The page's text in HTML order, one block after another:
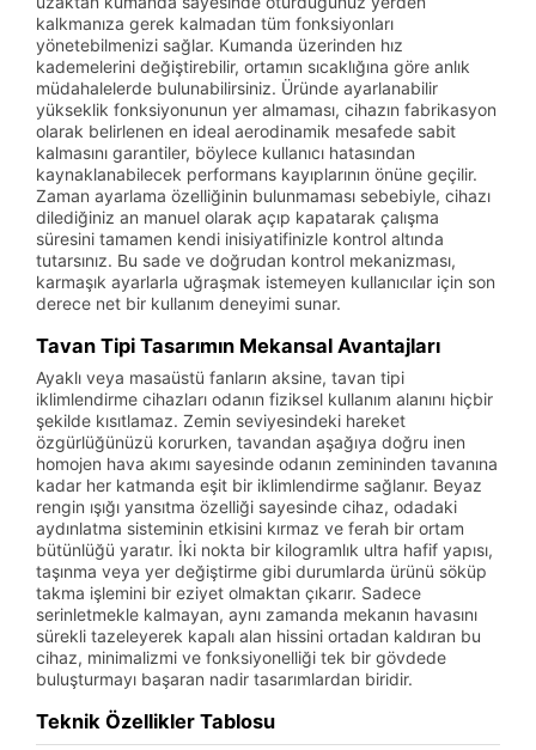
kalkmanıza gerek kalmadan tüm fonksiyonları
yönetebilmenizi sağlar. Kumanda üzerinden hız
kademelerini değiştirebilir, ortamın sıcaklığına göre anlık
müdahalelerde bulunabilirsiniz. Üründe ayarlanabilir
yükseklik fonksiyonunun yer almaması, cihazın fabrikasyon
olarak belirlenen en ideal aerodinamik mesafede sabit
kalmasını garantiler, böylece kullanıcı hatasından
kaynaklanabilecek performans kayıplarının önüne geçilir.
Zaman ayarlama özelliğinin bulunmaması sebebiyle, cihazı
dilediğiniz an manuel olarak açıp kapatarak çalışma
süresini tamamen kendi inisiyatifinizle kontrol altında
tutarsınız. Bu sade ve doğrudan kontrol mekanizması,
karmaşık ayarlarla uğraşmak istemeyen kullanıcılar için son
derece net bir kullanım deneyimi sunar.
Tavan Tipi Tasarımın Mekansal Avantajları
Ayaklı veya masaüstü fanların aksine, tavan tipi
iklimlendirme cihazları odanın fiziksel kullanım alanını hiçbir
şekilde kısıtlamaz. Zemin seviyesindeki hareket
özgürlüğünüzü korurken, tavandan aşağıya doğru inen
homojen hava akımı sayesinde odanın zemininden tavanına
kadar her katmanda eşit bir iklimlendirme sağlanır. Beyaz
rengin ışığı yansıtma özelliği sayesinde cihaz, odadaki
aydınlatma sisteminin etkisini kırmaz ve ferah bir ortam
bütünlüğü yaratır. İki nokta bir kilogramlık ultra hafif yapısı,
taşınma veya yer değiştirme gibi durumlarda ürünü söküp
takma işlemini bir eziyet olmaktan çıkarır. Sadece
serinletmekle kalmayan, aynı zamanda mekanın havasını
sürekli tazeleyerek kapalı alan hissini ortadan kaldıran bu
cihaz, minimalizmi ve fonksiyonelliği tek bir gövdede
buluşturmayı başaran nadir tasarımlardan biridir.
Teknik Özellikler Tablosu